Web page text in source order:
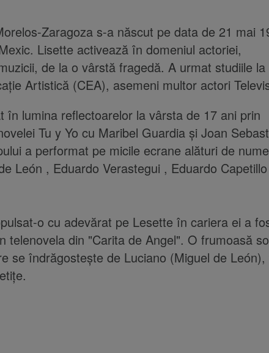
Zaragoza s-a născut pe data de 21 mai
Lisette activează în domeniul actoriei,
de la o vârstă fragedă. A urmat studiile la
Artistică (CEA), asemeni multor actori
în lumina reflectoarelor la vârsta de 17 ani prin
Tu y Yo cu Maribel Guardia și Joan
a performat pe micile ecrane alături de
León , Eduardo Verastegui , Eduardo
o cu adevărat pe Lesette în cariera ei a
telenovela din "Carita de Angel". O frumoasă
se îndrăgostește de Luciano (Miguel de León),